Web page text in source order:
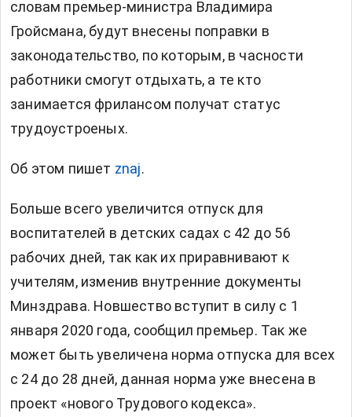
словам премьер-министра Владимира
Гройсмана, будут внесены поправки в
законодательство, по которым, в часности
работники смогут отдыхать, а те кто
занимается фрилансом получат статус
трудоустроеных.
Об этом пишет znaj.
Больше всего увеличится отпуск для
воспитателей в детских садах с 42 до 56
рабочих дней, так как их приравнивают к
учителям, изменив внутренние документы
Минздрава. Новшество вступит в силу с 1
января 2020 года, сообщил премьер. Так же
может быть увеличена норма отпуска для всех
с 24 до 28 дней, данная норма уже внесена в
проект «нового Трудового кодекса».